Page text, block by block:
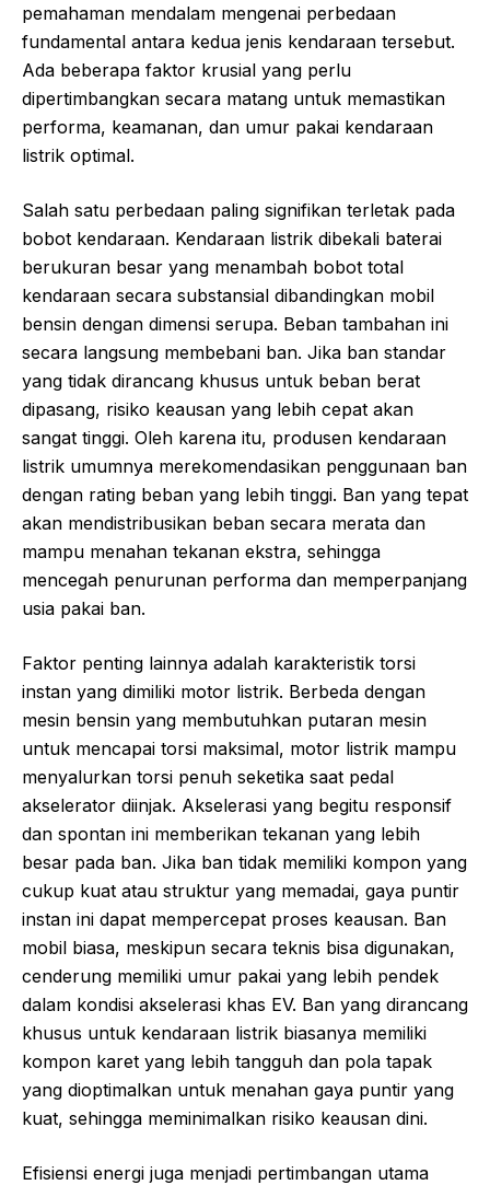
pemahaman mendalam mengenai perbedaan
fundamental antara kedua jenis kendaraan tersebut.
Ada beberapa faktor krusial yang perlu
dipertimbangkan secara matang untuk memastikan
performa, keamanan, dan umur pakai kendaraan
listrik optimal.
Salah satu perbedaan paling signifikan terletak pada
bobot kendaraan. Kendaraan listrik dibekali baterai
berukuran besar yang menambah bobot total
kendaraan secara substansial dibandingkan mobil
bensin dengan dimensi serupa. Beban tambahan ini
secara langsung membebani ban. Jika ban standar
yang tidak dirancang khusus untuk beban berat
dipasang, risiko keausan yang lebih cepat akan
sangat tinggi. Oleh karena itu, produsen kendaraan
listrik umumnya merekomendasikan penggunaan ban
dengan rating beban yang lebih tinggi. Ban yang tepat
akan mendistribusikan beban secara merata dan
mampu menahan tekanan ekstra, sehingga
mencegah penurunan performa dan memperpanjang
usia pakai ban.
Faktor penting lainnya adalah karakteristik torsi
instan yang dimiliki motor listrik. Berbeda dengan
mesin bensin yang membutuhkan putaran mesin
untuk mencapai torsi maksimal, motor listrik mampu
menyalurkan torsi penuh seketika saat pedal
akselerator diinjak. Akselerasi yang begitu responsif
dan spontan ini memberikan tekanan yang lebih
besar pada ban. Jika ban tidak memiliki kompon yang
cukup kuat atau struktur yang memadai, gaya puntir
instan ini dapat mempercepat proses keausan. Ban
mobil biasa, meskipun secara teknis bisa digunakan,
cenderung memiliki umur pakai yang lebih pendek
dalam kondisi akselerasi khas EV. Ban yang dirancang
khusus untuk kendaraan listrik biasanya memiliki
kompon karet yang lebih tangguh dan pola tapak
yang dioptimalkan untuk menahan gaya puntir yang
kuat, sehingga meminimalkan risiko keausan dini.
Efisiensi energi juga menjadi pertimbangan utama